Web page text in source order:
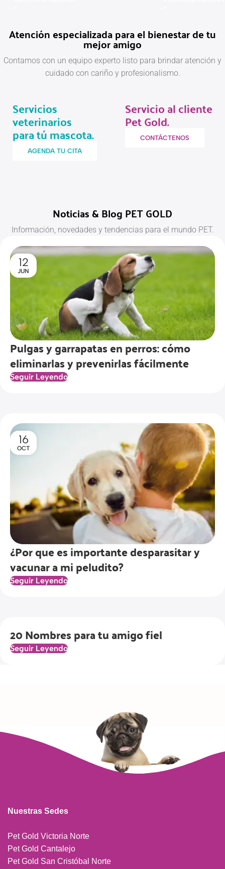
Atención especializada para el bienestar de tu
mejor amigo
Contamos con un equipo experto listo para brindar atención y
cuidado con cariño y profesionalismo.
Servicios
veterinarios
para tú mascota.
AGENDA TU CITA
Servicio al cliente
Pet Gold.
CONTÁCTENOS
Noticias & Blog PET GOLD
Información, novedades y tendencias para el mundo PET.
12
JUN
Pulgas y garrapatas en perros: cómo
eliminarlas y prevenirlas fácilmente
Seguir Leyendo
16
OCT
¿Por que es importante desparasitar y
vacunar a mi peludito?
Seguir Leyendo
20 Nombres para tu amigo fiel
Seguir Leyendo
Nuestras Sedes
Pet Gold Victoria Norte
Pet Gold Cantalejo
Pet Gold San Cristóbal Norte